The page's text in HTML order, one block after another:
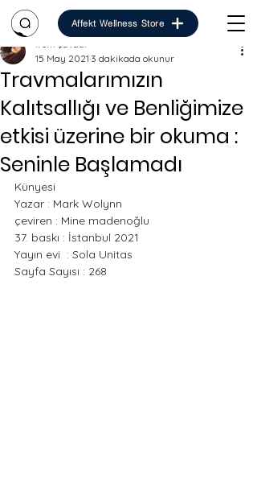
Affekt Wellness Store
Travmalarımızın
Kalıtsallığı ve Benliğimize
etkisi üzerine bir okuma :
Seninle Başlamadı
İrem çavdar
15 May 2021 3 dakikada okunur
Künyesi
Yazar : Mark Wolynn
çeviren : Mine madenoğlu
37. baskı : İstanbul 2021
Yayın evi  : Sola Unitas
Sayfa Sayısı : 268